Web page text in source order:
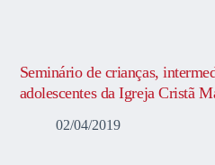
Seminário de crianças,
adolescentes da Igreja Cristã
02/04/2019